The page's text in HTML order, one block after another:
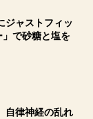
ジャストフィッ
」で砂糖と塩を
自律神経の乱れ